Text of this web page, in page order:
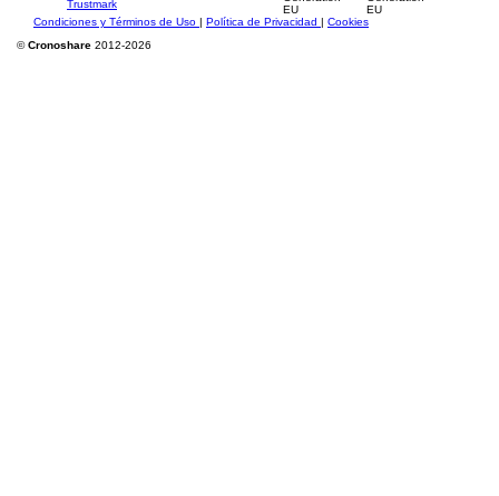
Condiciones y Términos de Uso | Política de Privacidad | Cookies
©Cronoshare 2012-2026